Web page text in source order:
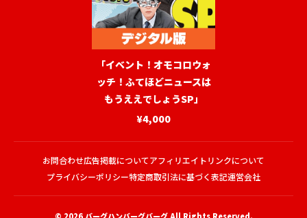
「イベント！オモコロウォ
ッチ！ふてほどニュースは
もうええでしょうSP」
¥4,000
お問合わせ広告掲載についてアフィリエイトリンクについて
プライバシーポリシー特定商取引法に基づく表記運営会社